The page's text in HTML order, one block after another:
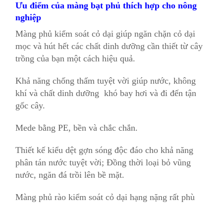
Ưu điểm của màng bạt phủ thích hợp cho nông
nghiệp
Màng phủ kiểm soát cỏ dại giúp ngăn chặn cỏ dại
mọc và hút hết các chất dinh dưỡng cần thiết từ cây
trồng của bạn một cách hiệu quả.
Khả năng chống thấm tuyệt vời giúp nước, không
khí và chất dinh dưỡng khó bay hơi và đi đến tận
gốc cây.
Mede bằng PE, bền và chắc chắn.
Thiết kế kiểu dệt gợn sóng độc đáo cho khả năng
phân tán nước tuyệt vời; Đồng thời loại bỏ vũng
nước, ngăn đá trồi lên bề mặt.
Màng phủ rào kiểm soát cỏ dại hạng nặng rất phù